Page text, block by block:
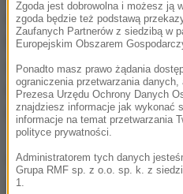
miejscu uszkodzeń
Miejsce uszkodzone przez
wybuchy, znajdujące się
metrów, zbadano dzięki
marynarki wojennej.
W ubiegłym tygodniu
że "mogą stwierdzić, że
Zgoda jest dobrowolna i możesz ją
zgoda będzie też podstawą
Zaufanych Partnerów z siedzibą w
Europejskim Obszarem
Ponadto masz prawo żądania
ograniczenia przetwarzania
Prezesa Urzędu Ochrony Danych
znajdziesz informacje jak wykonać
informacje na temat przetwarzania
polityce prywatności.
Administratorem tych danych
Grupa RMF sp. z o.o. sp. k. z
1.